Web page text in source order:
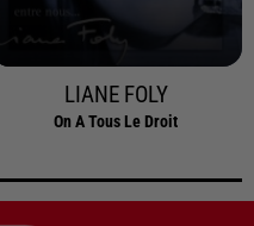
LIANE FOLY
On A Tous Le Droit